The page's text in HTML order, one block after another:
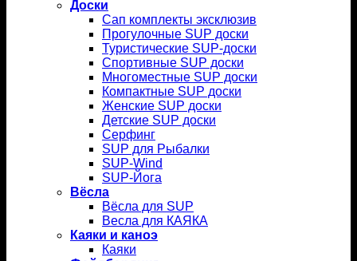
Доски
Сап комплекты эксклюзив
Прогулочные SUP доски
Туристические SUP-доски
Спортивные SUP доски
Многоместные SUP доски
Компактные SUP доски
Женские SUP доски
Детские SUP доски
Серфинг
SUP для Рыбалки
SUP-Wind
SUP-Йога
Вёсла
Вёсла для SUP
Весла для КАЯКА
Каяки и каноэ
Каяки